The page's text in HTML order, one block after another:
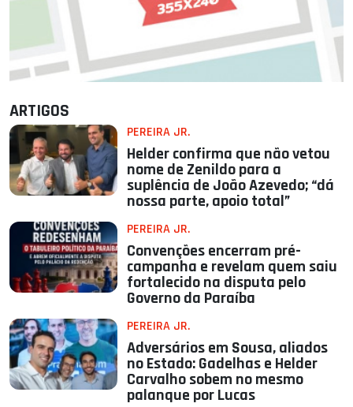
ARTIGOS
PEREIRA JR.
Helder confirma que não vetou
nome de Zenildo para a
suplência de João Azevedo; “dá
nossa parte, apoio total”
PEREIRA JR.
Convenções encerram pré-
campanha e revelam quem saiu
fortalecido na disputa pelo
Governo da Paraíba
PEREIRA JR.
Adversários em Sousa, aliados
no Estado: Gadelhas e Helder
Carvalho sobem no mesmo
palanque por Lucas